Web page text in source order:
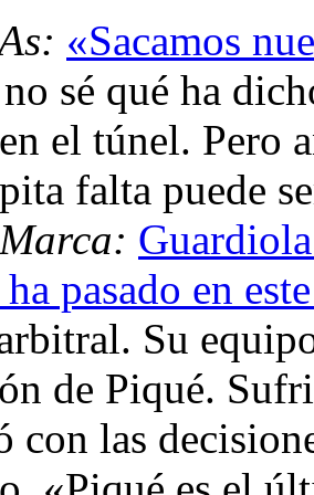
«Sacamos
sé qué ha
el túnel. Pero
falta puede
pasado en
Su
de Piqué.
con las